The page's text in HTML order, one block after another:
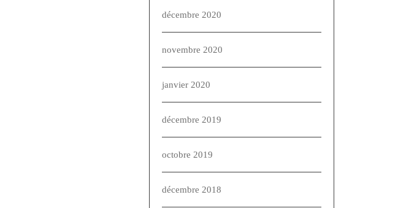
décembre 2020
novembre 2020
janvier 2020
décembre 2019
octobre 2019
décembre 2018